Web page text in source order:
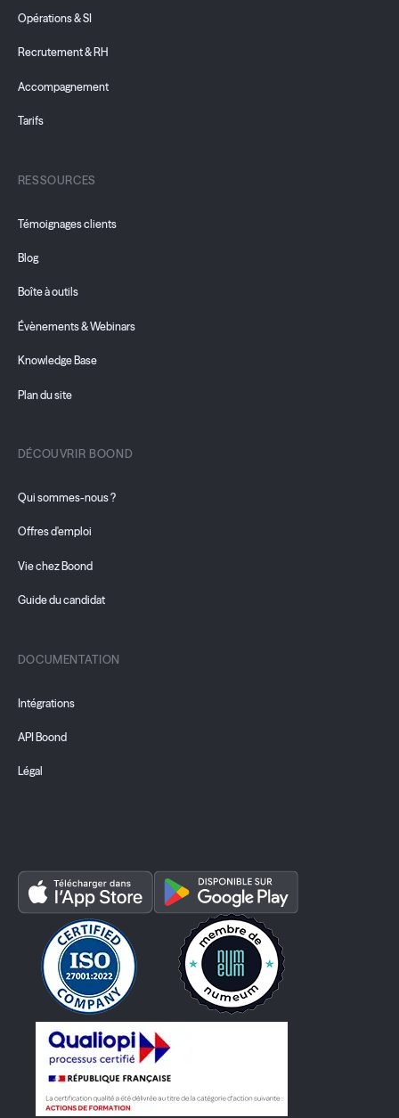
Opérations & SI
Recrutement & RH
Accompagnement
Tarifs
RESSOURCES
Témoignages clients
Blog
Boîte à outils
Évènements & Webinars
Knowledge Base
Plan du site
DÉCOUVRIR BOOND
Qui sommes-nous ?
Offres d'emploi
Vie chez Boond
Guide du candidat
DOCUMENTATION
Intégrations
API Boond
Légal